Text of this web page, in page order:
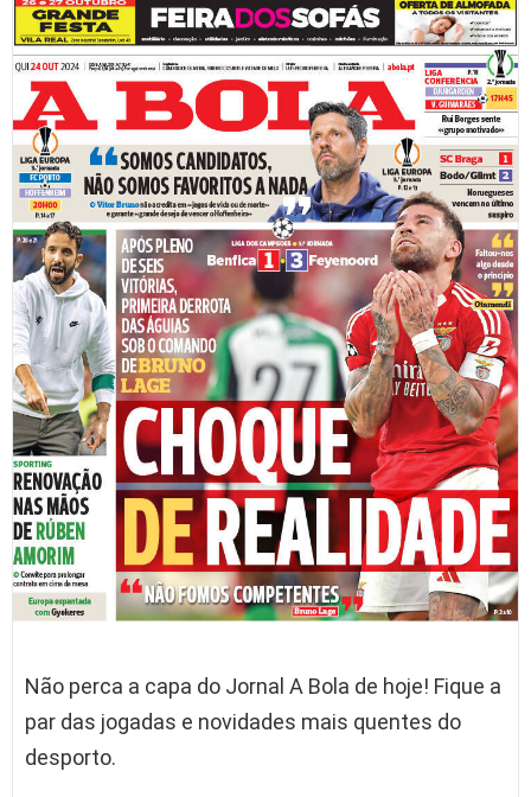
Não perca a capa do Jornal A Bola de hoje! Fique a
par das jogadas e novidades mais quentes do
desporto.